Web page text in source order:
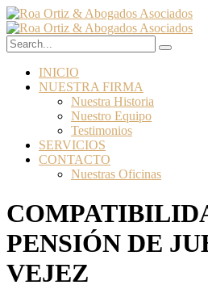
INICIO
NUESTRA FIRMA
Nuestra Historia
Nuestro Equipo
Testimonios
SERVICIOS
CONTACTO
Nuestras Oficinas
PENSIÓN DE
VEJEZ